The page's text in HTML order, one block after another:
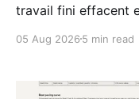
travail fini effacent
équipe, et comment
05 Aug 2026 5 min read